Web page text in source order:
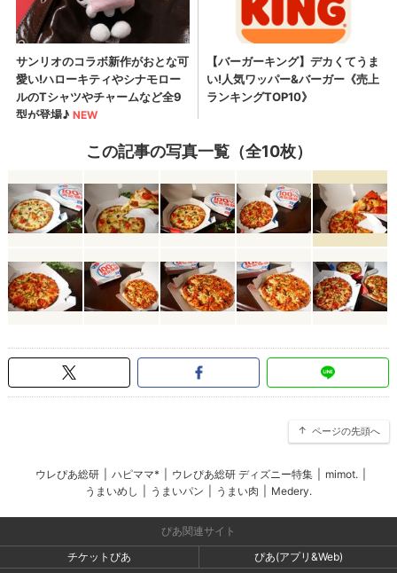
この記事の写真一覧（全10枚）
ページの先頭へ
ウレぴあ総研 ハピママ* ウレぴあ総研 ディズニー特集 mimot.
うまいめし
うまいパン うまい肉 Medery.
ぴあ関連サイト
チケットぴあ
ぴあ(アプリ&Web)